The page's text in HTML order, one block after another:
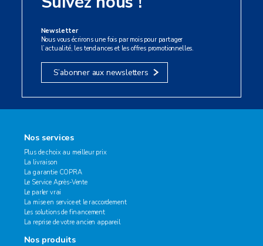
Newsletter
Nous vous écrirons une fois par mois pour partager
l’actualité, les tendances et les offres promotionnelles.
S’abonner aux newsletters
Nos services
Plus de choix au meilleur prix
La livraison
La garantie COPRA
Le Service Après-Vente
Le parler vrai
La mise en service et le raccordement
Les solutions de financement
La reprise de votre ancien appareil
Nos produits